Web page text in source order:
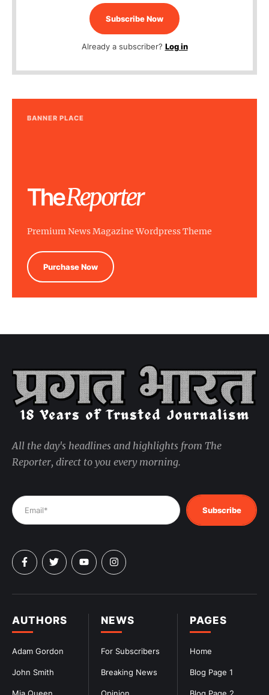
Subscribe Now
Already a subscriber? Log in
BANNER PLACE
Premium News Magazine Wordpress Theme
Purchase Now
PAGES
Home
Blog Page 1
NEWS
For Subscribers
Breaking News
AUTHORS
Adam Gordon
John Smith
All the day's headlines and highlights from The
Reporter, direct to you every morning.
Subscribe